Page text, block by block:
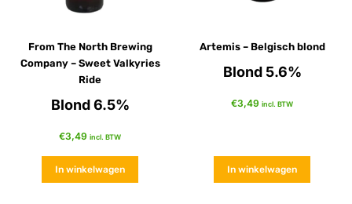
From The North Brewing
Company – Sweet Valkyries
Ride
Blond 6.5%
€3,49 incl. BTW
In winkelwagen
Artemis – Belgisch blond
Blond 5.6%
€3,49 incl. BTW
In winkelwagen